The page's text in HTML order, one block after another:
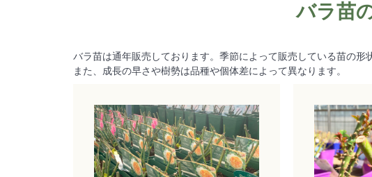
バラ苗
バラ苗は通年販売しております。季節によって販売している苗の形
また、成長の早さや樹勢は品種や個体差によって異なります。